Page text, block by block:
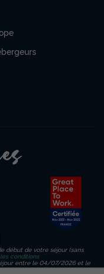
début de votre séjour (sans
les conditions
entre le 04/07/2026 et le
montant de l’hébergement